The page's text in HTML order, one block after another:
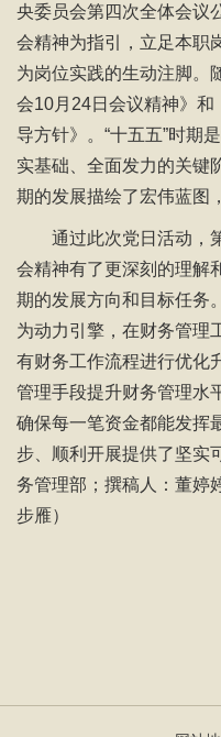
央委员会第四次全体会议
会精神为指引，立足本职
为岗位实践的生动注脚。
会10月24日会议精神》和
导方针》。“十五五”时期
实基础、全面发力的关键
期的发展描绘了宏伟蓝图
通过此次党日活动，
会精神有了更深刻的理解
期的发展方向和目标任务
为动力引擎，在财务管理
有财务工作流程进行优化
管理手段提升财务管理水
确保每一笔资金都能发挥
步、顺利开展提供了坚实
务管理部；撰稿人：董婷
步雁）